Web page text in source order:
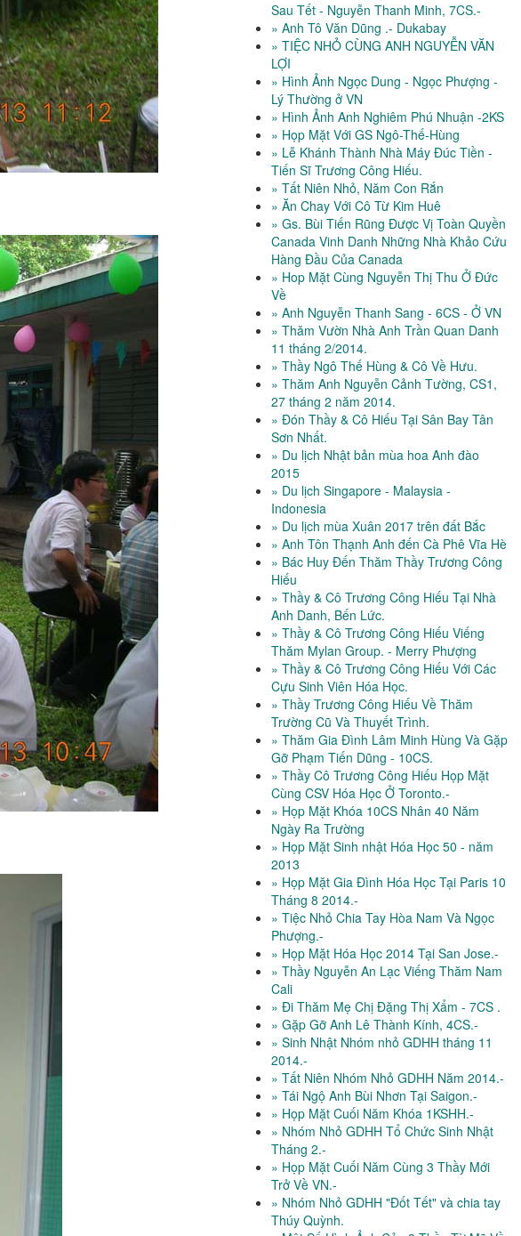
Sau Tết - Nguyễn Thanh Minh, 7CS.-
» Anh Tô Văn Dũng .- Dukabay
» TIỆC NHỎ CÙNG ANH NGUYỄN VĂN
LỢI
» Hình Ảnh Ngọc Dung - Ngọc Phượng -
Lý Thường ở VN
» Hình Ảnh Anh Nghiêm Phú Nhuận -2KS
» Họp Mặt Với GS Ngô-Thế-Hùng
» Lễ Khánh Thành Nhà Máy Đúc Tiền -
Tiến Sĩ Trương Công Hiếu.
» Tất Niên Nhỏ, Năm Con Rắn
» Ăn Chay Với Cô Từ Kim Huê
» Gs. Bùi Tiến Rũng Được Vị Toàn Quyền
Canada Vinh Danh Những Nhà Khảo Cứu
Hàng Đầu Của Canada
» Hop Mặt Cùng Nguyễn Thị Thu Ở Đức
Về
» Anh Nguyễn Thanh Sang - 6CS - Ở VN
» Thăm Vườn Nhà Anh Trần Quan Danh
11 tháng 2/2014.
» Thầy Ngô Thế Hùng & Cô Về Hưu.
» Thăm Anh Nguyễn Cảnh Tường, CS1,
27 tháng 2 năm 2014.
» Đón Thầy & Cô Hiếu Tại Sân Bay Tân
Sơn Nhất.
» Du lịch Nhật bản mùa hoa Anh đào
2015
» Du lịch Singapore - Malaysia -
Indonesia
» Du lịch mùa Xuân 2017 trên đất Bắc
» Anh Tôn Thạnh Anh đến Cà Phê Vĩa Hè
» Bác Huy Đến Thăm Thầy Trương Công
Hiếu
» Thầy & Cô Trương Công Hiếu Tại Nhà
Anh Danh, Bến Lức.
» Thầy & Cô Trương Công Hiếu Viếng
Thăm Mylan Group. - Merry Phượng
» Thầy & Cô Trương Công Hiếu Với Các
Cựu Sinh Viên Hóa Học.
» Thầy Trương Công Hiếu Về Thăm
Trường Cũ Và Thuyết Trình.
» Thăm Gia Đình Lâm Minh Hùng Và Gặp
Gỡ Phạm Tiến Dũng - 10CS.
» Thầy Cô Trương Công Hiếu Họp Mặt
Cùng CSV Hóa Học Ở Toronto.-
» Họp Mặt Khóa 10CS Nhân 40 Năm
Ngày Ra Trường
» Họp Mặt Sinh nhật Hóa Học 50 - năm
2013
» Họp Mặt Gia Đình Hóa Học Tại Paris 10
Tháng 8 2014.-
» Tiệc Nhỏ Chia Tay Hòa Nam Và Ngọc
Phượng.-
» Họp Mặt Hóa Học 2014 Tại San Jose.-
» Thầy Nguyễn An Lạc Viếng Thăm Nam
Cali
» Đi Thăm Mẹ Chị Đặng Thị Xẩm - 7CS .
» Gặp Gỡ Anh Lê Thành Kính, 4CS.-
» Sinh Nhật Nhóm nhỏ GDHH tháng 11
2014.-
» Tất Niên Nhóm Nhỏ GDHH Năm 2014.-
» Tái Ngộ Anh Bùi Nhơn Tại Saigon.-
» Họp Mặt Cuối Năm Khóa 1KSHH.-
» Nhóm Nhỏ GDHH Tổ Chức Sinh Nhật
Tháng 2.-
» Họp Mặt Cuối Năm Cùng 3 Thầy Mới
Trở Về VN.-
» Nhóm Nhỏ GDHH "Đốt Tết" và chia tay
Thúy Quỳnh.